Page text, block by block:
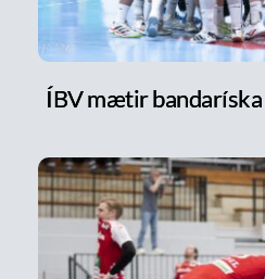
ÍBV mætir